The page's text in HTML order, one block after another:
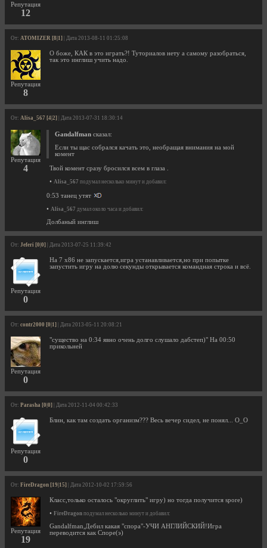
Репутация
12
От: ATOMIZER [8|1] | Дата 2013-08-11 01:25:08
Репутация
8
О боже, КАК в это играть?! Туториалов нету а самому разобраться,
так это инглиш учить надо.
От: Alisa_567 [4|2] | Дата 2013-07-31 18:30:14
Репутация
4
Gandalfman сказал:
Если ты щас собрался качать это, необращая внимания на мой
комент
Твой комент сразу бросился всем в глаза .
• Alisa_567 подумал несколько минут и добавил:
0:53 танец утят
• Alisa_567 думал около часа и добавил:
Долбаный инглиш
От: Jeferi [0|0] | Дата 2013-07-25 11:39:42
Репутация
0
На 7 х86 не запускается,игра устанавливается,но при попытке
запустить игру на долю секунды открывается командная строка и всё.
От: contr2000 [0|1] | Дата 2013-05-11 20:08:21
Репутация
0
"существо на 0:34 явно очень долго слушало дабстеп)" На 00:50
прикольней
От: Parasha [0|0] | Дата 2012-11-04 00:42:33
Репутация
0
Блин, как там создать организм??? Весь вечер сидел, не понял... О_О
От: FireDragon [19|15] | Дата 2012-10-02 17:59:56
Репутация
19
Класс,только осталось "округлить" игру) но тогда получится spore)
• FireDragon подумал несколько минут и добавил:
Gandalfman,Дебил какая "спора"-УЧИ АНГЛИЙСКИЙ!Игра
переводится как Споре(э)